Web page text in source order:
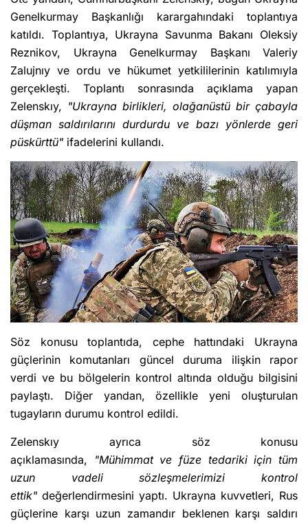
Genelkurmay Başkanlığı karargahındaki toplantıya
katıldı. Toplantıya, Ukrayna Savunma Bakanı Oleksiy
Reznikov, Ukrayna Genelkurmay Başkanı Valeriy
Zalujnıy ve ordu ve hükumet yetkililerinin katılımıyla
gerçekleşti. Toplantı sonrasında açıklama yapan
Zelenskıy, "Ukrayna birlikleri, olağanüstü bir çabayla
düşman saldırılarını durdurdu ve bazı yönlerde geri
püskürttü" ifadelerini kullandı.
Söz konusu toplantıda, cephe hattındaki Ukrayna
güçlerinin komutanları güncel duruma ilişkin rapor
verdi ve bu bölgelerin kontrol altında olduğu bilgisini
paylaştı. Diğer yandan, özellikle yeni oluşturulan
tugayların durumu kontrol edildi.
Zelenskıy ayrıca söz konusu
açıklamasında,
"Mühimmat ve füze tedariki için tüm
uzun vadeli sözleşmelerimizi kontrol
ettik" değerlendirmesini yaptı. Ukrayna kuvvetleri, Rus
güçlerine karşı uzun zamandır beklenen karşı saldırı